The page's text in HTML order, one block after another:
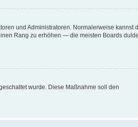
und Administratoren. Normalerweise kannst
Rang zu erhöhen — die meisten Boards
wurde. Diese Maßnahme soll den